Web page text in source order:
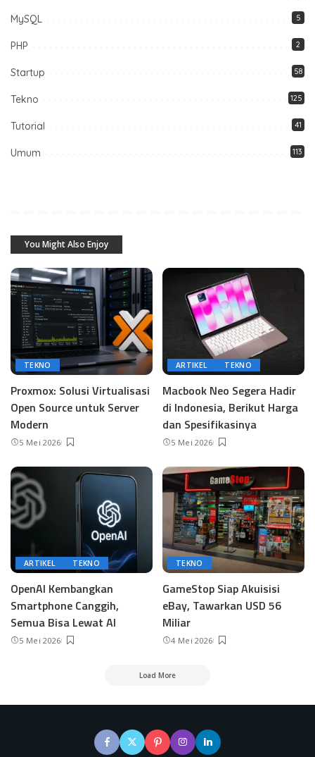
MySQL 5
PHP 2
Startup 58
Tekno 125
Tutorial 41
Umum 113
You Might Also Enjoy
TEKNO
Proxmox: Solusi Virtualisasi
Open Source untuk Server
Modern
5 Mei 2026
ARTIKEL TEKNO
Macbook Neo Segera Hadir
di Indonesia, Berikut Harga
dan Spesifikasinya
5 Mei 2026
ARTIKEL TEKNO
OpenAI Kembangkan
Smartphone Canggih,
Semua Bisa Lewat AI
5 Mei 2026
TEKNO
GameStop Siap Akuisisi
eBay, Tawarkan USD 56
Miliar
4 Mei 2026
Load More